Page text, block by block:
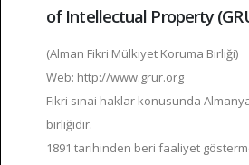
of Intellectual Property
(Alman Fikri Mülkiyet Koruma Birliği)
Web: http://www.grur.org
Fikri sınai haklar konusunda
birliğidir.
1891 tarihinden beri faaliyet